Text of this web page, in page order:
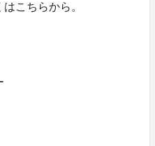
こちらから。